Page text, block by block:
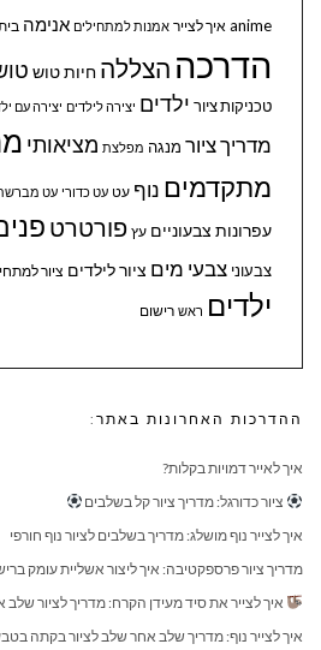
anime איך לצייר אמנות למתחילים אנימה
הדרכה הצללה חיותטוש
טכניקות ציור ילדים יצירה לילדים יצירה עם
מדריך ציור מנגה מפלצת מציאותי
מתקדמים נוף עט עט כדורי עט
עפרונות צבעוניים עץ פורטרט
צבעוני צבעי מים ציור לילדים ציור
ילדים ראש רישום
ההדרכות האחרונות באתר:
איך לאייר דמויות בקלות?
ציור כדורגל: מדריך ציור קל בשלבים
איך לצייר נוף מושלג: מדריך בשלבים לציור נוף חורפי
מדריך ציור פרספקטיבה: איך ליצור אשליית עומק
איך לצייר את סיד מעידן הקרח: מדריך לציור
איך לצייר נוף: מדריך שלב אחר שלב לציור בקתה